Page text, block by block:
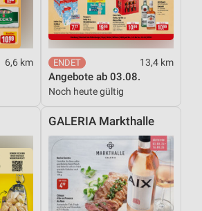
6,6 km 13,4 km
Angebote ab 03.08.
Noch heute gültig
GALERIA Markthalle